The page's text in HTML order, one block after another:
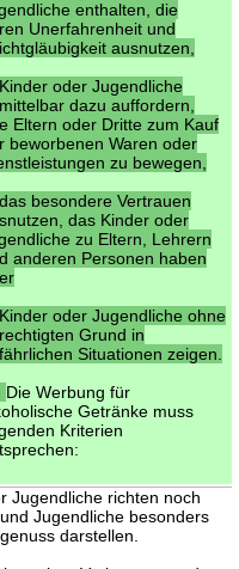
enthalten, die
Unerfahrenheit und
ausnutzen,
oder Jugendliche
dazu auffordern,
Eltern oder Dritte zum Kauf
beworbenen Waren oder
zu bewegen,
besondere Vertrauen
das Kinder oder
zu Eltern, Lehrern
anderen Personen haben
oder Jugendliche ohne
Grund in
Situationen zeigen.
Die Werbung für
Getränke muss
Kriterien
Jugendliche richten noch
Jugendliche besonders
darstellen.